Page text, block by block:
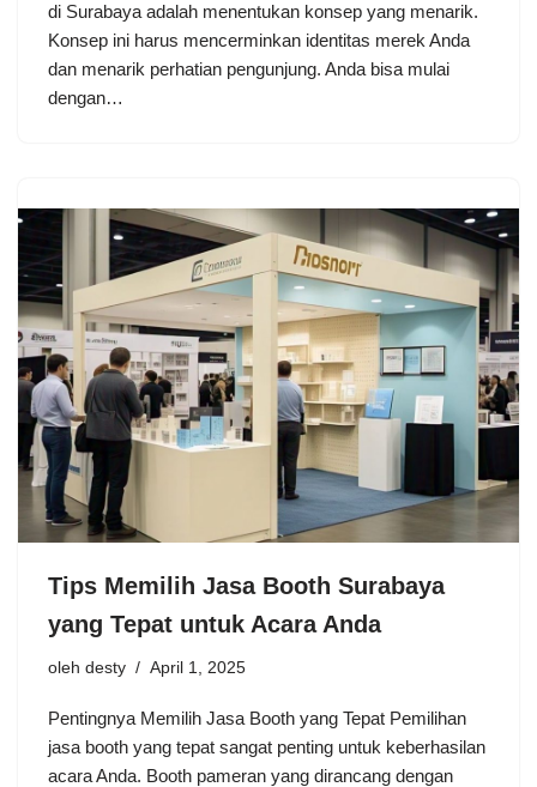
di Surabaya adalah menentukan konsep yang menarik.
Konsep ini harus mencerminkan identitas merek Anda
dan menarik perhatian pengunjung. Anda bisa mulai
dengan…
Tips Memilih Jasa Booth Surabaya
yang Tepat untuk Acara Anda
oleh desty April 1, 2025
Pentingnya Memilih Jasa Booth yang Tepat Pemilihan
jasa booth yang tepat sangat penting untuk keberhasilan
acara Anda. Booth pameran yang dirancang dengan